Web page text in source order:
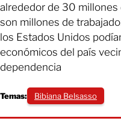
alrededor de 30
son millones de
los Estados Unidos
económicos del país
dependencia
Temas: Bibiana Belsasso